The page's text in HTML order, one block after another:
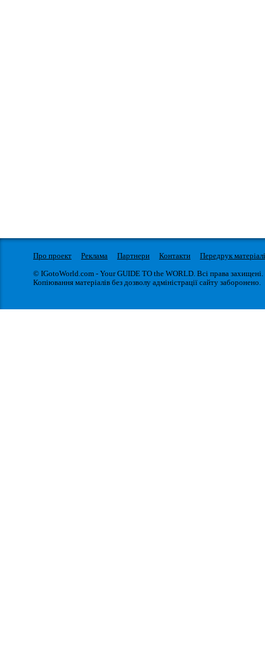
Про проект Реклама Партнери Контакти
Передрук
© IGotoWorld.com - Your GUIDE TO the WORLD. Всі права захищені.
Копіювання матеріалів без дозволу адміністрації сайту заборонено.